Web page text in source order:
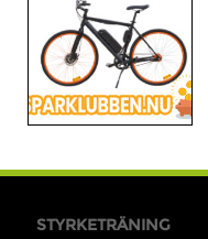
STYRKETRÄNING